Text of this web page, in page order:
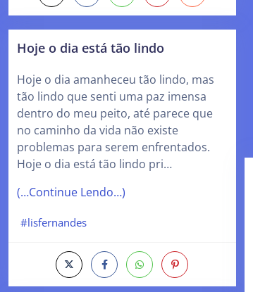
Hoje o dia está tão lindo
Hoje o dia amanheceu tão lindo, mas
tão lindo que senti uma paz imensa
dentro do meu peito, até parece que
no caminho da vida não existe
problemas para serem enfrentados.
Hoje o dia está tão lindo pri…
(…Continue Lendo…)
#lisfernandes